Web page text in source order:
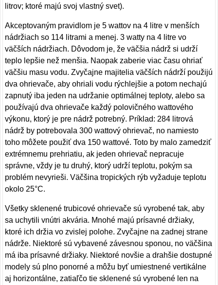
litrov; ktoré majú svoj vlastný svet).
Akceptovaným pravidlom je 5 wattov na 4 litre v menších
nádržiach so 114 litrami a menej. 3 watty na 4 litre vo
väčších nádržiach. Dôvodom je, že väčšia nádrž si udrží
teplo lepšie než menšia. Naopak zaberie viac času ohriať
väčšiu masu vodu. Zvyčajne majitelia väčších nádrží použijú
dva ohrievače, aby ohriali vodu rýchlejšie a potom nechajú
zapnutý iba jeden na udržanie optimálnej teploty, alebo sa
používajú dva ohrievače každý polovičného wattového
výkonu, ktorý je pre nádrž potrebný. Príklad: 284 litrová
nádrž by potrebovala 300 wattový ohrievač, no namiesto
toho môžete použiť dva 150 wattové. Toto by malo zamedziť
extrémnemu prehriatiu, ak jeden ohrievač nepracuje
správne, vždy je tu druhý, ktorý udrží teplotu, pokým sa
problém nevyrieši. Väčšina tropických rýb vyžaduje teplotu
okolo 25°C.
Všetky sklenené trubicové ohrievače sú vyrobené tak, aby
sa uchytili vnútri akvária. Mnohé majú prísavné držiaky,
ktoré ich držia vo zvislej polohe. Zvyčajne na zadnej strane
nádrže. Niektoré sú vybavené závesnou sponou, no väčšina
má iba prísavné držiaky. Niektoré novšie a drahšie dostupné
modely sú plno ponorné a môžu byť umiestnené vertikálne
aj horizontálne, zatiaľčo tie sklenené sú vyrobené len na